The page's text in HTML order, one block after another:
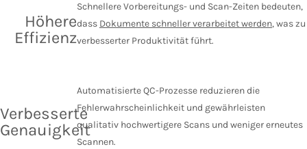
Höhere
Effizienz
Schnellere Vorbereitungs- und Scan-Zeiten bedeuten,
dass Dokumente schneller verarbeitet werden, was zu
verbesserter Produktivität führt.
Verbesserte
Genauigkeit
Automatisierte QC-Prozesse reduzieren die
Fehlerwahrscheinlichkeit und gewährleisten
qualitativ hochwertigere Scans und weniger erneutes
Scannen.